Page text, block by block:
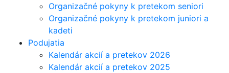
Organizačné pokyny k pretekom seniori
Organizačné pokyny k pretekom juniori a
kadeti
Podujatia
Kalendár akcií a pretekov 2026
Kalendár akcií a pretekov 2025